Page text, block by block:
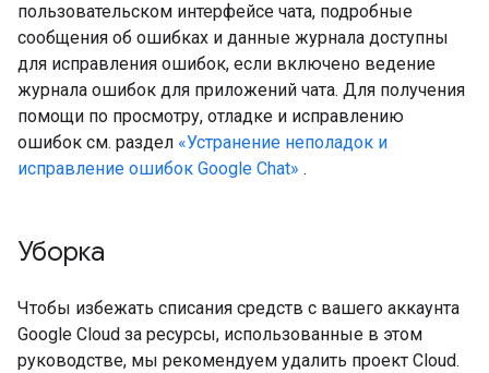
пользовательском интерфейсе чата, подробные
сообщения об ошибках и данные журнала доступны
для исправления ошибок, если включено ведение
журнала ошибок для приложений чата. Для получения
помощи по просмотру, отладке и исправлению
ошибок см. раздел «Устранение неполадок и
исправление ошибок Google Chat» .
Уборка
Чтобы избежать списания средств с вашего аккаунта
Google Cloud за ресурсы, использованные в этом
руководстве, мы рекомендуем удалить проект Cloud.